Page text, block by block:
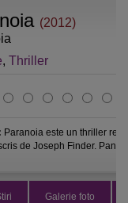
(2012)
, Thriller
Paranoia este un thriller
de Joseph Finder. Pana...
Galerie foto